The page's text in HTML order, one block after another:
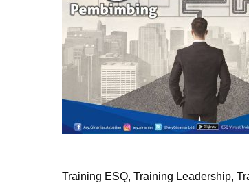
Training ESQ, Training Leadership,